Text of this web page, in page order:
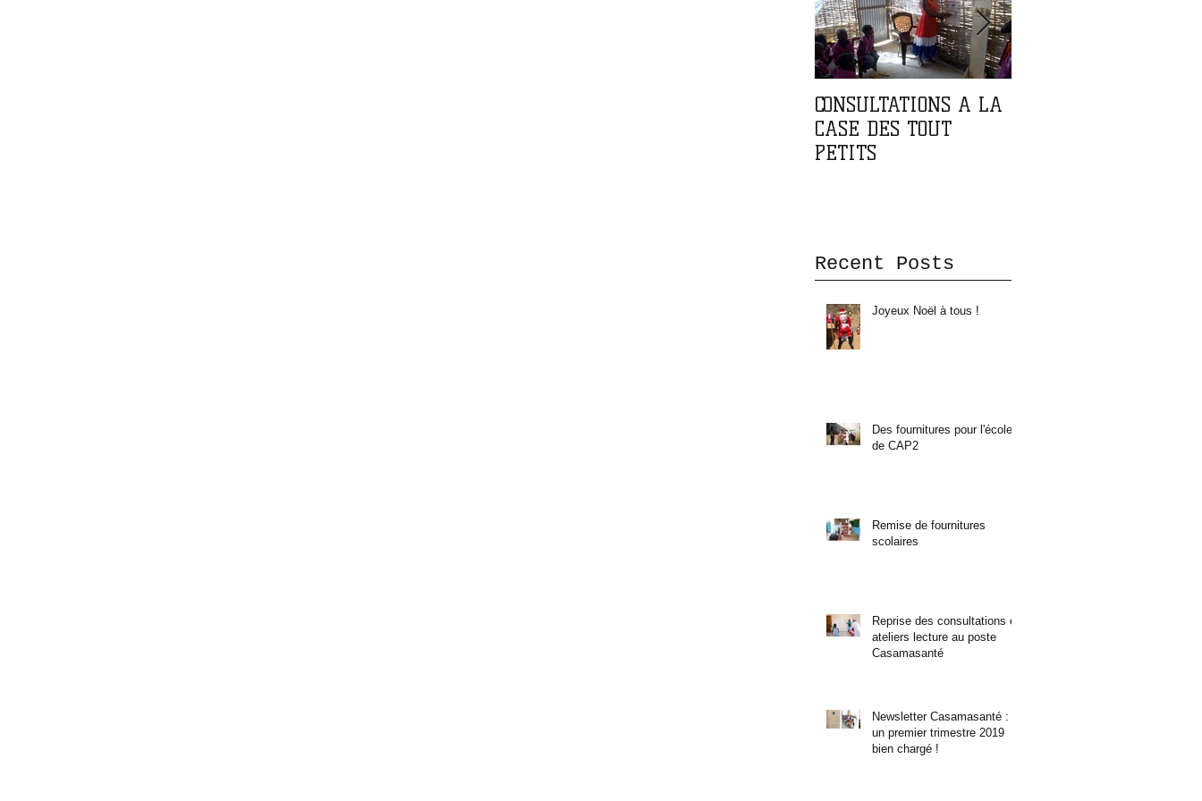
CONSULTATIONS A LA
CASE DES TOUT
PETITS
Recent Posts
Joyeux Noël à tous !
Des fournitures pour l'école
de CAP2
Remise de fournitures
scolaires
Reprise des consultations et
ateliers lecture au poste
Casamasanté
Newsletter Casamasanté :
un premier trimestre 2019
bien chargé !